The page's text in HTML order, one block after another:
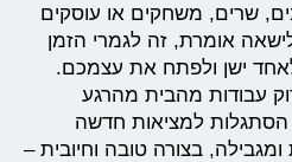
שרים, משחקים או עוסקים
אומרת, זה לגמרי הזמן
ישן ולפתח את עצמכם.
עבודות מהבית מהרגע
למציאות חדשה
בצורה טובה וחיובית –